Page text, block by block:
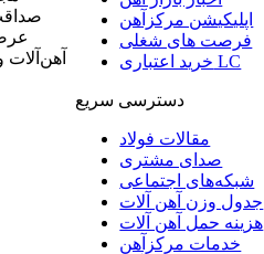
اپلیکیشن مرکزآهن
فرصت های شغلی
خرید اعتباری LC
دسترسی سریع
مقالات فولاد
صدای مشتری
شبکه‌های اجتماعی
جدول وزن آهن آلات
هزینه حمل آهن آلات
خدمات مرکزآهن